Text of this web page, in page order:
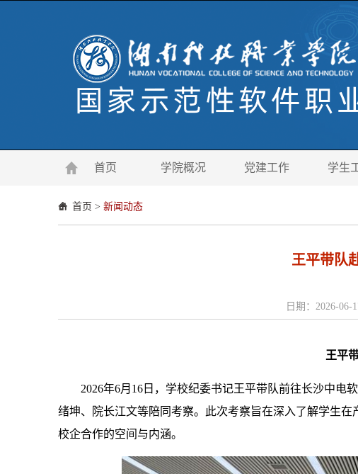
首页 学院概况 党建工作 学生
首页 > 新闻动态
王平带队
日期：2026-06-
王平
2026年6月16日，学校纪委书记王平带队前往长沙中
绪坤、院长江文等陪同考察。此次考察旨在深入了解学生
校企合作的空间与内涵。